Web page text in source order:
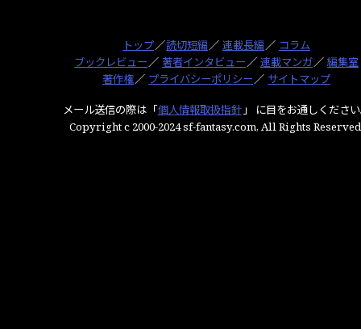
トップ／読切短編／ 連載長編／ コラム
ブックレビュー／ 著者インタビュー／ 連載マンガ／ 編集室
著作権／ プライバシーポリシー／ サイトマップ
メール送信の際は「個人情報取扱指針 」 に目をお通しくださ
Copyright c 2000-2024 sf-fantasy.com, All Rights